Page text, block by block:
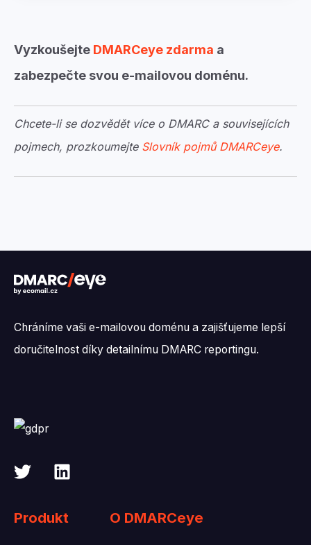
Vyzkoušejte DMARCeye zdarma a
zabezpečte svou e-mailovou doménu.
Chcete-li se dozvědět více o DMARC a souvisejících
pojmech, prozkoumejte Slovník pojmů DMARCeye.
Chráníme vaši e-mailovou doménu a zajišťujeme lepší
doručitelnost díky detailnímu DMARC reportingu.
Produkt O DMARCeye